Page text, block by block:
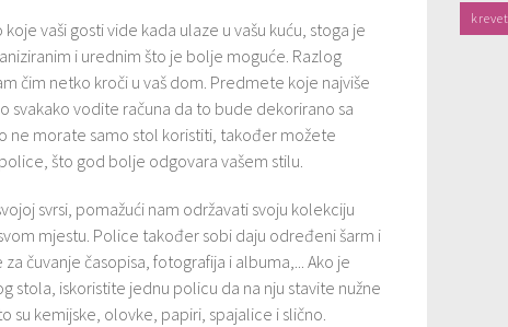
vaši gosti vide kada ulaze u vašu kuću, stoga je
i urednim što je bolje moguće. Razlog
čim netko kroči u vaš dom. Predmete koje najviše
svakako vodite računa da to bude dekorirano sa
ne morate samo stol koristiti, također možete
što god bolje odgovara vašem stilu.
svrsi, pomažući nam održavati svoju kolekciju
mjestu. Police također sobi daju određeni šarm i
čuvanje časopisa, fotografija i albuma,... Ako je
stola, iskoristite jednu policu da na nju stavite nužne
su kemijske, olovke, papiri, spajalice i slično.
krevet